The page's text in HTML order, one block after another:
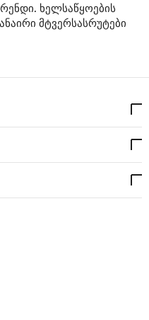
ხელსაწყოების
მტვერსასრუტები